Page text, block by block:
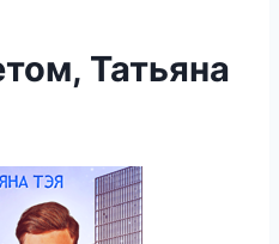
Татьяна